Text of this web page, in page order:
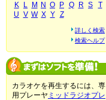
K
L M N O P Q R S
T
U V W X Y Z
詳しく検索
検索ヘルプ
カラオケを再生するには、専
用プレーヤ ミッドラジオプレ